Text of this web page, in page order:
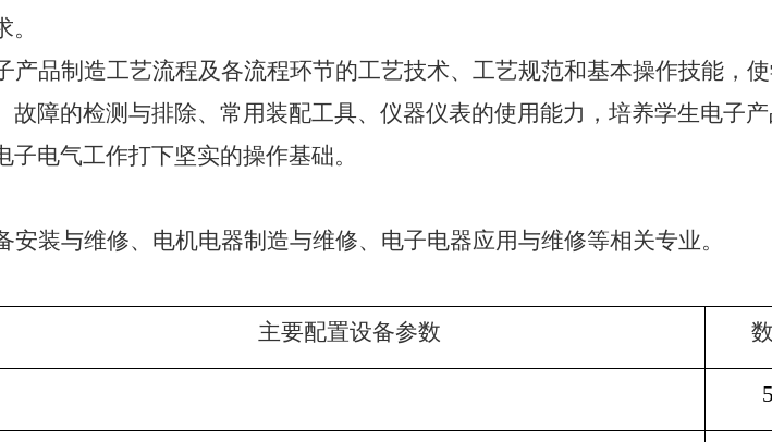
品制造工艺流程及各流程环节的工艺技术、工艺规范和基本操作技能，
障的检测与排除、常用装配工具、仪器仪表的使用能力，培养学生电子
电气工作打下坚实的操作基础。
装与维修、电机电器制造与维修、电子电器应用与维修等相关专业。
主要配置设备参数